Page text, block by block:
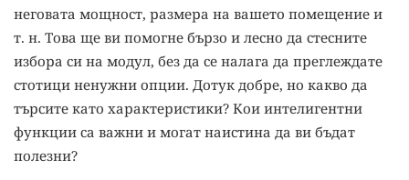
неговата мощност, размера на вашето помещение и
т. н. Това ще ви помогне бързо и лесно да стесните
избора си на модул, без да се налага да преглеждате
стотици ненужни опции. Дотук добре, но какво да
търсите като характеристики? Кои интелигентни
функции са важни и могат наистина да ви бъдат
полезни?